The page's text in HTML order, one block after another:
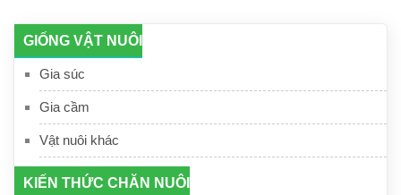
GIỐNG VẬT NUÔI
Gia súc
Gia cầm
Vật nuôi khác
KIẾN THỨC CHĂN NUÔI